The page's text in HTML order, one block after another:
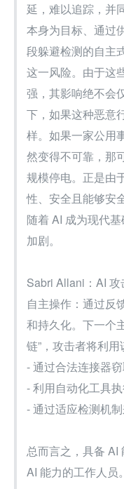
延，难以追踪，并
本身为目标、通过
段躲避检测的自主
这一风险。由于这
强，其影响绝不会
下，如果这种恶意
样。如果一家公用
然变得不可靠，那
规模停电。正是由
性、安全且能够安
随着 AI 成为现代
加剧。
Sabri Allani：AI 攻
自主操作：通过反
和持久化。下一个
链”，攻击者将利
- 通过合法连接器
- 利用自动化工具
- 通过适应检测机
总而言之，具备 AI
AI 能力的工作人员。